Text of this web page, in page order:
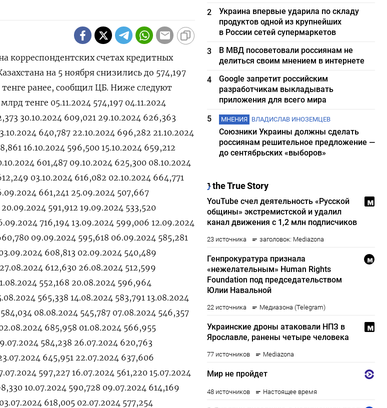
счетах кредитных
на 5 ноября снизились до 574,197
ранее, сообщил ЦБ. Ниже следуют
тенге 05.11.2024 574,197 04.11.2024
30.10.2024 609,021 29.10.2024 626,363
640,787 22.10.2024 696,282 21.10.2024
16.10.2024 596,500 15.10.2024 659,212
601,487 09.10.2024 625,300 08.10.2024
03.10.2024 616,082 02.10.2024 664,771
661,241 25.09.2024 507,667
591,912 19.09.2024 533,520
716,194 13.09.2024 599,006 12.09.2024
09.09.2024 595,618 06.09.2024 585,281
608,813 02.09.2024 540,489
612,630 26.08.2024 512,599
552,168 20.08.2024 596,964
565,338 14.08.2024 583,791 13.08.2024
08.08.2024 545,787 07.08.2024 546,357
685,958 01.08.2024 566,955
584,238 26.07.2024 620,763
645,951 22.07.2024 637,606
597,227 16.07.2024 561,220 15.07.2024
10.07.2024 590,728 09.07.2024 614,169
618,005 02.07.2024 577,254
2
Украина впервые ударила по складу
продуктов одной из крупнейших
в России сетей супермаркетов
3
В МВД посоветовали россиянам не
делиться своим мнением в интернете
4
Google запретит российским
разработчикам выкладывать
приложения для всего мира
5
МНЕНИЯ ВЛАДИСЛАВ ИНОЗЕМЦЕВ
Союзники Украины должны сделать
россиянам решительное предложение —
до сентябрьских «выборов»